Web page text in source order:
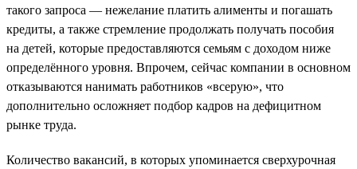
такого запроса — нежелание платить алименты и погашать
кредиты, а также стремление продолжать получать пособия
на детей, которые предоставляются семьям с доходом ниже
определённого уровня. Впрочем, сейчас компании в основном
отказываются нанимать работников «всерую», что
дополнительно осложняет подбор кадров на дефицитном
рынке труда.
Количество вакансий, в которых упоминается сверхурочная